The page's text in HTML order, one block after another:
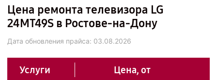
Цена ремонта телевизора LG
24MT49S в Ростове-на-Дону
Дата обновления прайса: 03.08.2026
Услуги Цена, от